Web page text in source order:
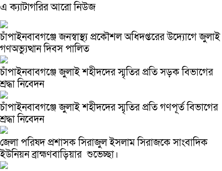
এ ক্যাটাগরির আরো নিউজ
চাঁপাইনবাবগঞ্জে জনস্বাস্থ্য প্রকৌশল অধিদপ্তরের উদ্যোগে জুলাই
গণঅভ্যুত্থান দিবস পালিত
চাঁপাইনবাবগঞ্জে জুলাই শহীদদের স্মৃতির প্রতি সড়ক বিভাগের
শ্রদ্ধা নিবেদন
চাঁপাইনবাবগঞ্জে জুলাই শহীদদের স্মৃতির প্রতি গণপূর্ত বিভাগের
শ্রদ্ধা নিবেদন
জেলা পরিষদ প্রশাসক সিরাজুল ইসলাম সিরাজকে সাংবাদিক
ইউনিয়ন ব্রাহ্মণবাড়িয়ার শুভেচ্ছা।